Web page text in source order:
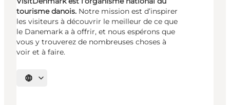
tourisme danois. Notre mission est d’inspirer
les visiteurs à découvrir le meilleur de ce que
le Danemark a à offrir, et nous espérons que
vous y trouverez de nombreuses choses à
voir et à faire.
Choisissez la langue